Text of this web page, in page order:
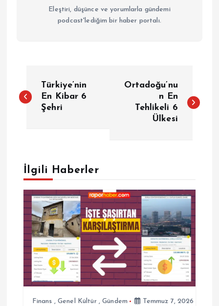
Eleştiri, düşünce ve yorumlarla gündemi
podcast'lediğim bir haber portalı.
a
g
e
z
n
m
Türkiye’nin
En Kibar 6
Şehri
Ortadoğu’nu
n En
Tehlikeli 6
Ülkesi
İlgili Haberler
Finans ,Genel Kültür,Gündem Temmuz 7, 2026